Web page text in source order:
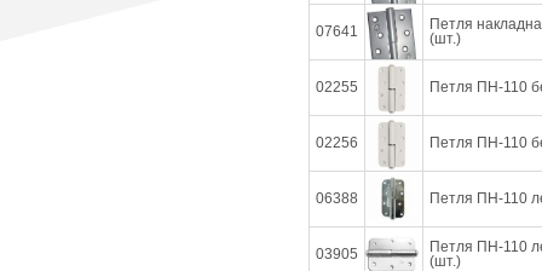
07641
Петля
(шт.)
02255 Петля ПН-110
02256 Петля ПН-110
06388 Петля ПН-110
03905
Петля ПН-110
(шт.)